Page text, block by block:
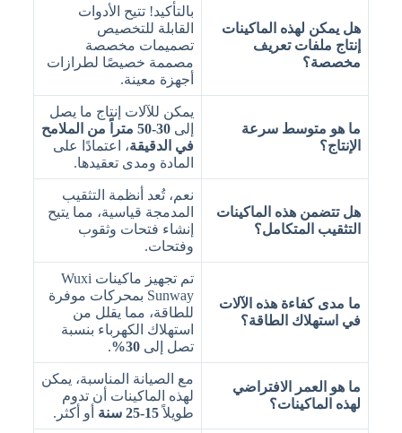
هل يمكن لهذه الماكينات
إنتاج ملفات تعريف
مخصصة؟
بالتأكيد! تتيح الأدوات
القابلة للتخصيص
تصميمات مخصصة
مصممة خصيصًا لطرازات
أجهزة معينة.
ما هو متوسط سرعة
الإنتاج؟
يمكن للآلات إنتاج ما يصل
إلى
30-50 متراً من الملامح
في الدقيقة، اعتمادًا على
المادة ومدى تعقيدها.
هل تتضمن هذه الماكينات
التثقيب المتكامل؟
نعم، تُعد أنظمة التثقيب
المدمجة قياسية، مما يتيح
إنشاء فتحات وثقوب
وفتحات.
ما مدى كفاءة هذه الآلات
في استهلاك الطاقة؟
تم تجهيز ماكينات Wuxi
Sunway بمحركات موفرة
للطاقة، مما يقلل من
استهلاك الكهرباء بنسبة
تصل إلى 30%
.
ما هو العمر الافتراضي
لهذه الماكينات؟
مع الصيانة المناسبة، يمكن
لهذه الماكينات أن تدوم
طويلاً15-25 سنة أو أكثر.